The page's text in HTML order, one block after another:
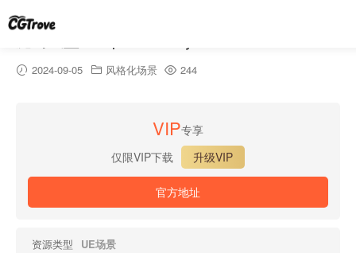
2024-09-05 风格化场景 244
VIP专享
仅限VIP下载
升级VIP
官方地址
资源类型
UE场景